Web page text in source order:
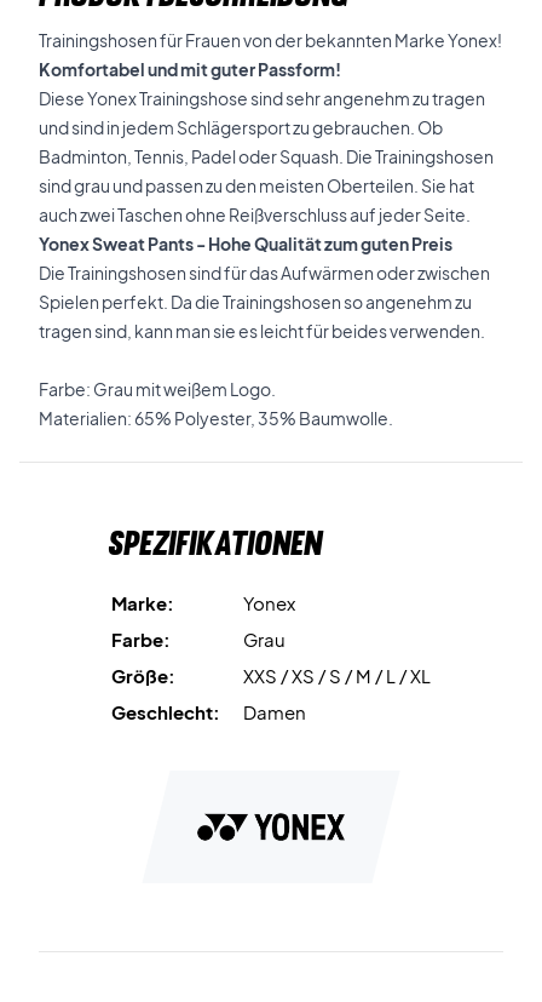
Trainingshosen für Frauen von der bekannten Marke Yonex!
Komfortabel und mit guter Passform!
Diese Yonex Trainingshose sind sehr angenehm zu tragen
und sind in jedem Schlägersport zu gebrauchen. Ob
Badminton, Tennis, Padel oder Squash. Die Trainingshosen
sind grau und passen zu den meisten Oberteilen. Sie hat
auch zwei Taschen ohne Reißverschluss auf jeder Seite.
Yonex Sweat Pants - Hohe Qualität zum guten Preis
Die Trainingshosen sind für das Aufwärmen oder zwischen
Spielen perfekt. Da die Trainingshosen so angenehm zu
tragen sind, kann man sie es leicht für beides verwenden.
Farbe: Grau mit weißem Logo.
Materialien: 65% Polyester, 35% Baumwolle.
Spezifikationen
Marke:
Yonex
Farbe:
Grau
Größe:
XXS / XS / S / M / L / XL
Geschlecht:
Damen